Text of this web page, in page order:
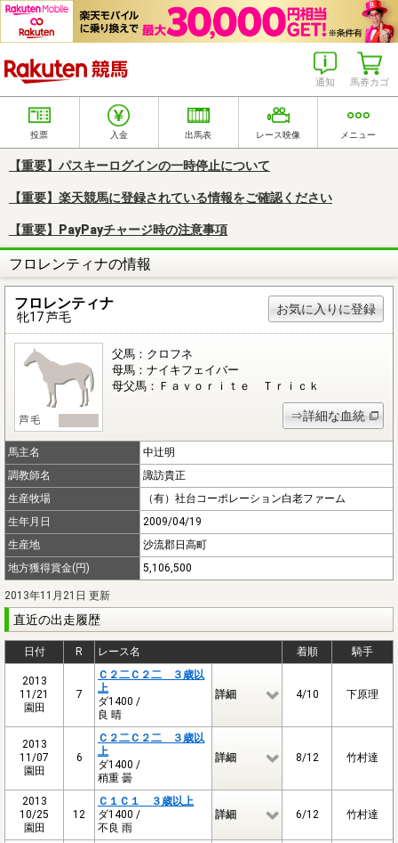
馬券カゴ
通知
投票 入金 出馬表 レース映像 メニュー
【重要】パスキーログインの一時停止について
【重要】楽天競馬に登録されている情報をご確認ください
【重要】PayPayチャージ時の注意事項
フロレンティナの情報
フロレンティナ
牝17 芦毛
お気に入りに登録
父馬：クロフネ
母馬：ナイキフェイバー
母父馬：Ｆａｖｏｒｉｔｅ Ｔｒｉｃｋ
⇒詳細な血統
馬主名
中辻明
調教師名
諏訪貴正
生産牧場
（有）社台コーポレーション白老ファーム
生年月日
2009/04/19
生産地
沙流郡日高町
地方獲得賞金(円)
5,106,500
2013年11月21日 更新
直近の出走履歴
日付 R レース名 着順 騎手
2013
11/21
園田
7
Ｃ２二Ｃ２二 ３歳以
上
ダ1400 /
良 晴
詳細 4/10 下原理
2013
11/07
園田
6
Ｃ２二Ｃ２二 ３歳以
上
ダ1400 /
稍重 曇
詳細 8/12 竹村達
2013
10/25
園田
12
Ｃ１Ｃ１ ３歳以上
ダ1400 /
不良 雨
詳細 6/12 竹村達